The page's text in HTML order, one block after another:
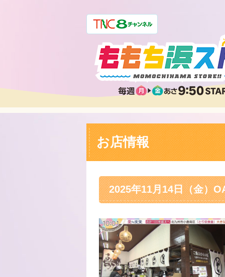
お店情報
2025年11月14日（金）